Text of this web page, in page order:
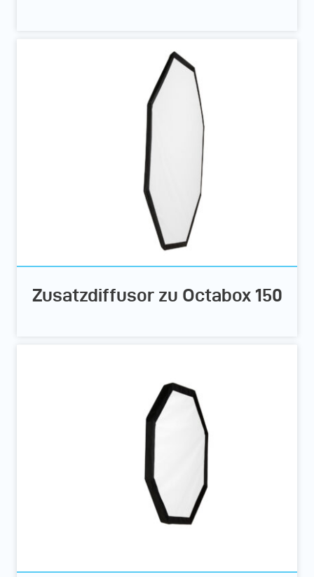
Zusatzdiffusor zu Octabox 150